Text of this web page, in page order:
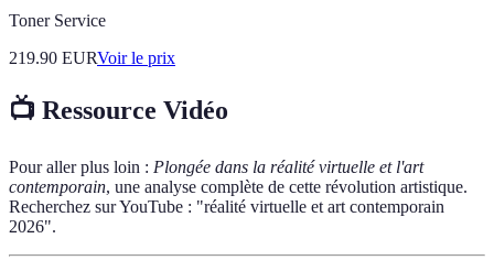
Toner Service
219.90 EURVoir le prix
📺 Ressource Vidéo
Pour aller plus loin : Plongée dans la réalité virtuelle et l'art
contemporain, une analyse complète de cette révolution artistique.
Recherchez sur YouTube : "réalité virtuelle et art contemporain
2026".